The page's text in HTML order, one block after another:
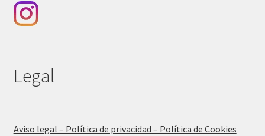
Legal
Aviso legal – Política de privacidad – Política de Cookies